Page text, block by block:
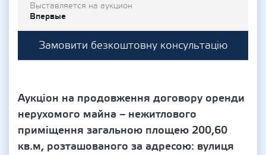
Выставляется на аукцион
Впервые
Замовити безкоштовну консультацію
Аукціон на продовження договору оренди
нерухомого майна – нежитлового
приміщення загальною площею 200,60
кв.м, розташованого за адресою: вулиця